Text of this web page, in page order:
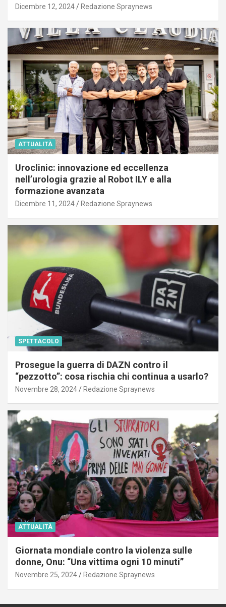
Dicembre 12, 2024 Redazione Spraynews
ATTUALITÀ
Uroclinic: innovazione ed eccellenza
nell’urologia grazie al Robot ILY e alla
formazione avanzata
Dicembre 11, 2024 Redazione Spraynews
SPETTACOLO
Prosegue la guerra di DAZN contro il
“pezzotto”: cosa rischia chi continua a usarlo?
Novembre 28, 2024 Redazione Spraynews
ATTUALITÀ
Giornata mondiale contro la violenza sulle
donne, Onu: “Una vittima ogni 10 minuti”
Novembre 25, 2024 Redazione Spraynews